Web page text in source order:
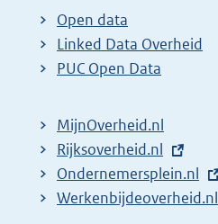
t
e
r
l
i
n
k
Open data
Linked Data Overheid
PUC Open Data
MijnOverheid.nl
E
x
t
Rijksoverheid.nl
E
x
Ondernemersplein.nl
E
Werkenbijdeoverheid.nl